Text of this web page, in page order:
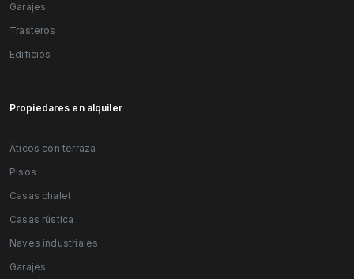
Garajes
Trasteros
Edificios
Propiedares en alquiler
Áticos con terraza
Pisos
Casas chalet
Casas rústica
Naves industriales
Garajes